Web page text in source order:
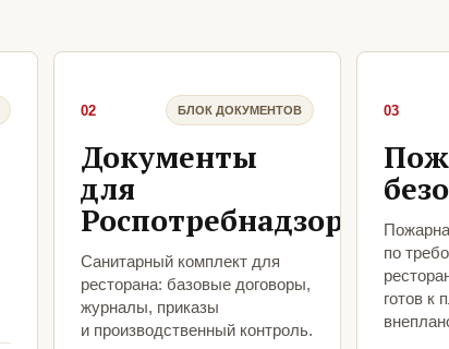
02 БЛОК ДОКУМЕНТОВ
Документы
для
Роспотребнадзора
Санитарный комплект для
ресторана: базовые договоры,
журналы, приказы
и производственный контроль.
03
по
готов к